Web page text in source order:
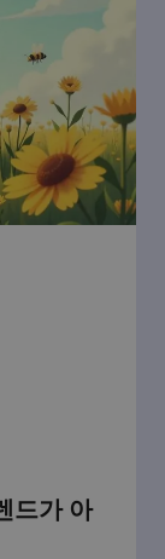
드가 아